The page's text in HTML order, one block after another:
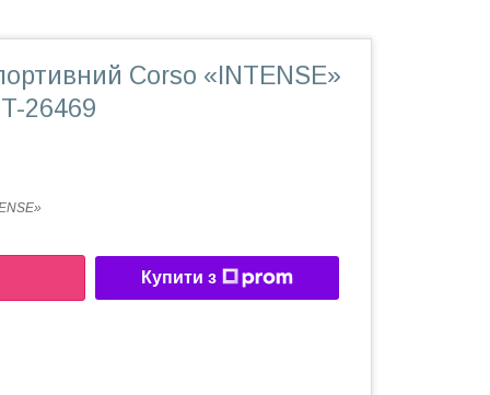
Corso «INTENSE»
26469
Купити з